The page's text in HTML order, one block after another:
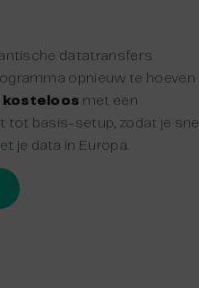
datatransfers
opnieuw te hoeven
kosteloos met een
tot basis-setup, zodat je snel
je data in Europa.